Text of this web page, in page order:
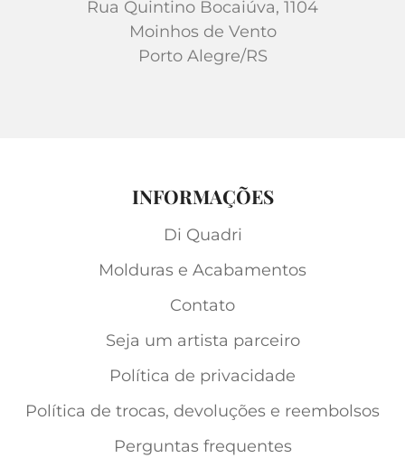
Rua Quintino Bocaiúva, 1104
Moinhos de Vento
Porto Alegre/RS
INFORMAÇÕES
Di Quadri
Molduras e Acabamentos
Contato
Seja um artista parceiro
Política de privacidade
Política de trocas, devoluções e reembolsos
Perguntas frequentes